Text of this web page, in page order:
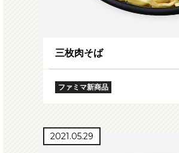
三枚肉そば
ファミマ新商品
2021.05.29